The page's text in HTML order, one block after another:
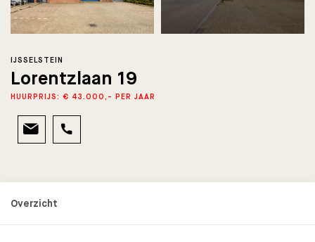
Lorentzlaan 19
IJSSELSTEIN
HUURPRIJS: € 43.000,- PER JAAR